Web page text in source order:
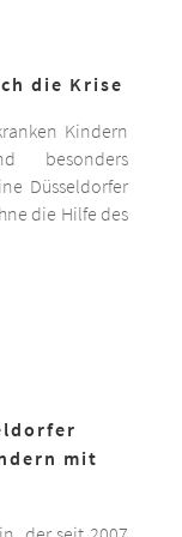
die Krise
Kindern
besonders
Düsseldorfer
die Hilfe des
mit